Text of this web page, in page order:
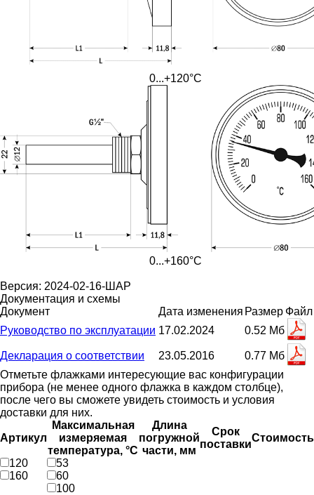
0...+120°C
0...+160°C
Версия: 2024-02-16-ШАР
Документация и схемы
Документ
Дата изменения Размер Файл
Руководство по эксплуатации 17.02.2024 0.52 Мб
Декларация о соответствии 23.05.2016
0.77 Мб
Отметьте флажками интересующие вас конфигурации
прибора (не менее одного флажка в каждом столбце),
после чего вы сможете увидеть стоимость и условия
доставки для них.
Артикул
Максимальная
измеряемая
температура, °С
Длина
погружной
части, мм
Срок
поставки
Стоимость
120
160
53
60
100